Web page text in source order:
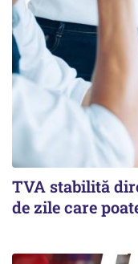
TVA stabilită
de zile care